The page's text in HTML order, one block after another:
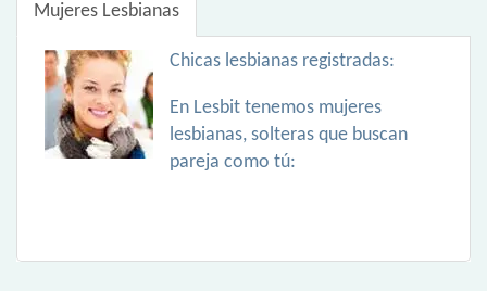
Mujeres Lesbianas
Chicas lesbianas registradas:
En Lesbit tenemos mujeres
lesbianas, solteras que buscan
pareja como tú: